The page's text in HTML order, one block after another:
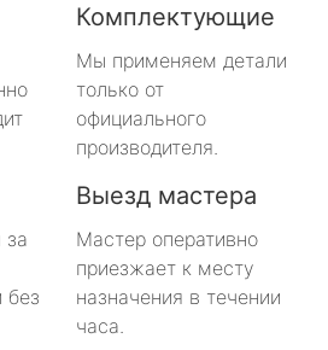
Комплектующие
Мы применяем детали
только от
официального
производителя.
за
без
Выезд мастера
Мастер оперативно
приезжает к месту
назначения в течении
часа.